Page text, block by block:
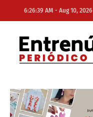
6:26:39 AM - Aug 10, 2026
NE